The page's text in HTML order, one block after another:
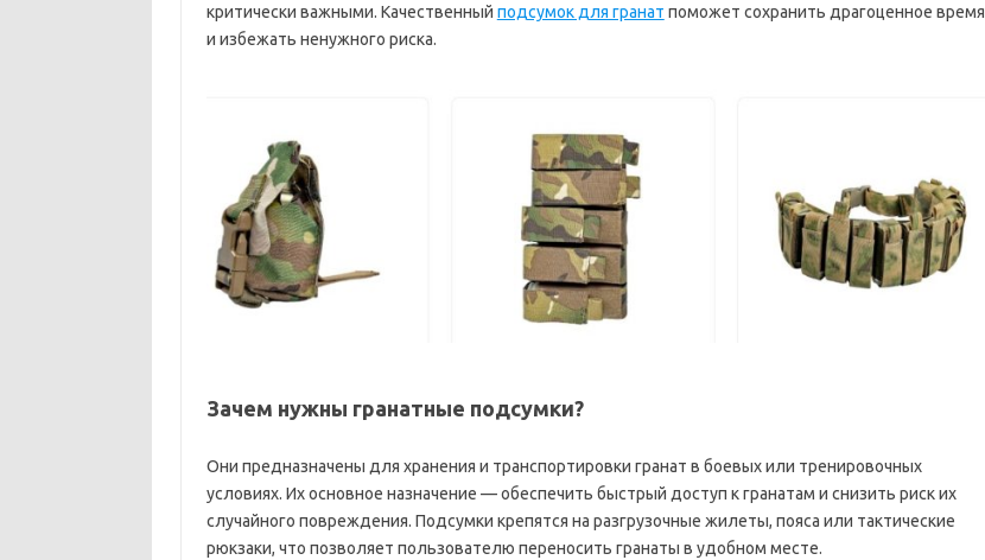
критически важными. Качественный подсумок для гранат поможет сохранить драгоценное время
и избежать ненужного риска.
Зачем нужны гранатные подсумки?
Они предназначены для хранения и транспортировки гранат в боевых или тренировочных
условиях. Их основное назначение — обеспечить быстрый доступ к гранатам и снизить риск их
случайного повреждения. Подсумки крепятся на разгрузочные жилеты, пояса или тактические
рюкзаки, что позволяет пользователю переносить гранаты в удобном месте.